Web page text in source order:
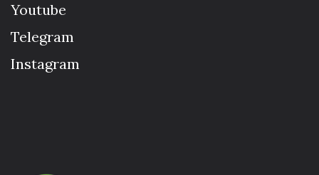
Youtube
Telegram
Instagram